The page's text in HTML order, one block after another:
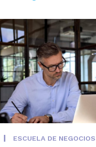
ESCUELA DE NEGOCIOS